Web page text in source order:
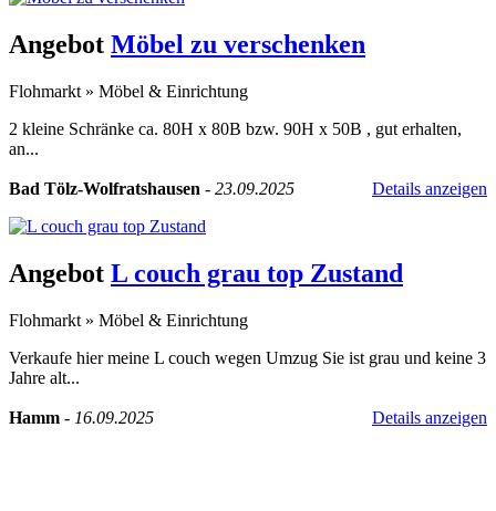
Angebot Möbel zu verschenken
Flohmarkt » Möbel & Einrichtung
2 kleine Schränke ca. 80H x 80B bzw. 90H x 50B , gut erhalten,
an...
Bad Tölz-Wolfratshausen - 23.09.2025 Details anzeigen
Angebot L couch grau top Zustand
Flohmarkt » Möbel & Einrichtung
Verkaufe hier meine L couch wegen Umzug Sie ist grau und keine 3
Jahre alt...
Hamm - 16.09.2025 Details anzeigen